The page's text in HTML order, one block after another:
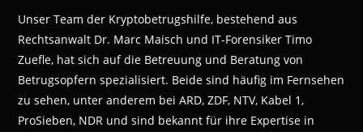
Unser Team der Kryptobetrugshilfe, bestehend aus
Rechtsanwalt Dr. Marc Maisch und IT-Forensiker Timo
Zuefle, hat sich auf die Betreuung und Beratung von
Betrugsopfern spezialisiert. Beide sind häufig im Fernsehen
zu sehen, unter anderem bei ARD, ZDF, NTV, Kabel 1,
ProSieben, NDR und sind bekannt für ihre Expertise in